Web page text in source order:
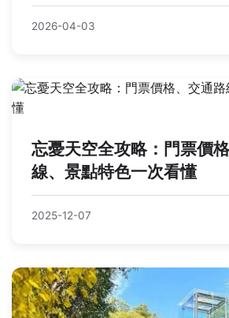
2026-04-03
忘憂天空全攻略：門票價
線、景點特色一次看懂
2025-12-07